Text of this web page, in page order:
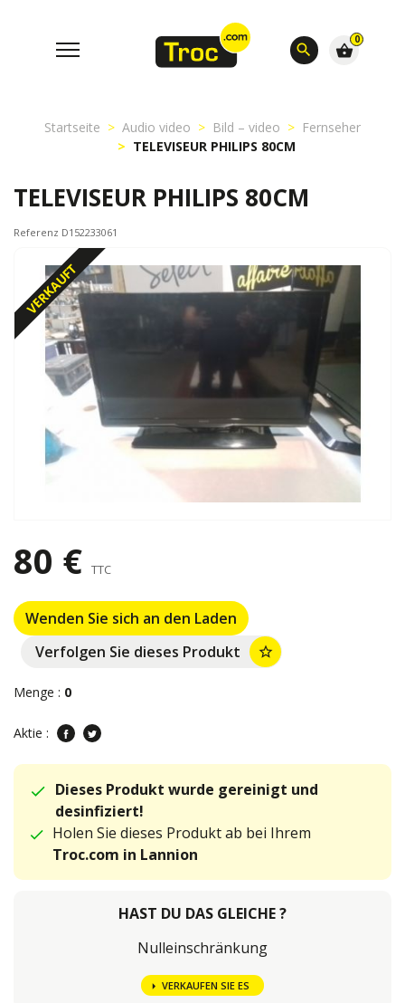
search
0
shopping_basket
Startseite Audio video Bild – video
Fernseher
TELEVISEUR PHILIPS 80CM
TELEVISEUR PHILIPS 80CM
Referenz D152233061
VERKAUFT
80 € TTC
Wenden Sie sich an den Laden
Verfolgen Sie dieses Produkt
star_border
Menge : 0
Aktie :
Dieses Produkt wurde gereinigt und
desinfiziert!
Holen Sie dieses Produkt ab bei Ihrem
Troc.com in Lannion
HAST DU DAS GLEICHE ?
Nulleinschränkung
VERKAUFEN SIE ES